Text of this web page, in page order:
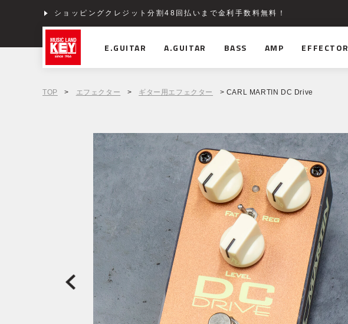
ショッピングクレジット分割48回払いまで金利手数料無料！
E.GUITAR A.GUITAR BASS AMP EFFECTOR
TOP > エフェクター > ギター用エフェクター > CARL MARTIN DC Drive